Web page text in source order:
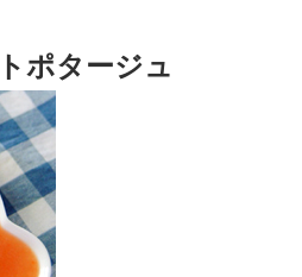
ポタージュ